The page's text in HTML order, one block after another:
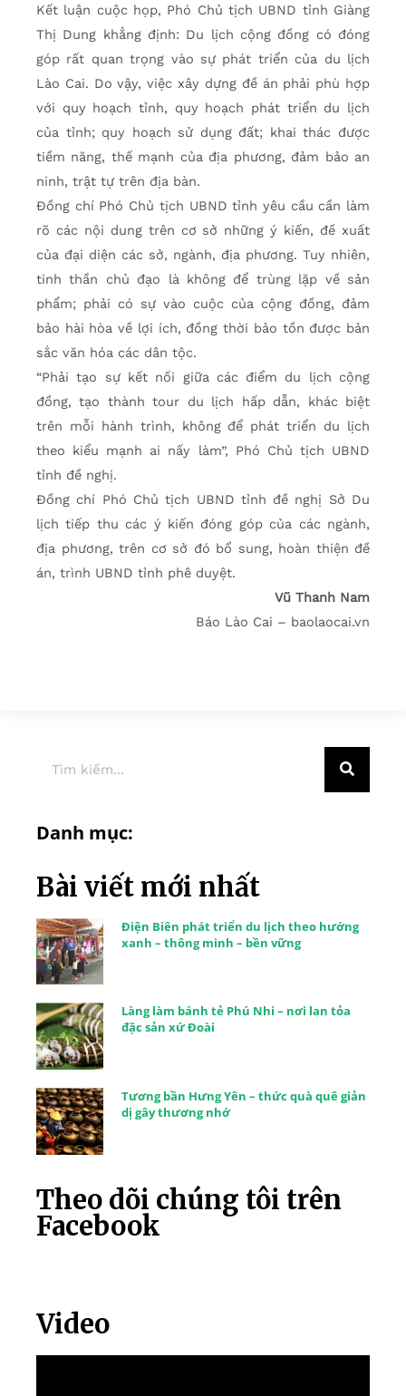
Kết luận cuộc họp, Phó Chủ tịch UBND tỉnh Giàng
Thị Dung khẳng định: Du lịch cộng đồng có đóng
góp rất quan trọng vào sự phát triển của du lịch
Lào Cai. Do vậy, việc xây dựng đề án phải phù hợp
với quy hoạch tỉnh, quy hoạch phát triển du lịch
của tỉnh; quy hoạch sử dụng đất; khai thác được
tiềm năng, thế mạnh của địa phương, đảm bảo an
ninh, trật tự trên địa bàn.
Đồng chí Phó Chủ tịch UBND tỉnh yêu cầu cần làm
rõ các nội dung trên cơ sở những ý kiến, đề xuất
của đại diện các sở, ngành, địa phương. Tuy nhiên,
tinh thần chủ đạo là không để trùng lặp về sản
phẩm; phải có sự vào cuộc của cộng đồng, đảm
bảo hài hòa về lợi ích, đồng thời bảo tồn được bản
sắc văn hóa các dân tộc.
“Phải tạo sự kết nối giữa các điểm du lịch cộng
đồng, tạo thành tour du lịch hấp dẫn, khác biệt
trên mỗi hành trình, không để phát triển du lịch
theo kiểu mạnh ai nấy làm”, Phó Chủ tịch UBND
tỉnh đề nghị.
Đồng chí Phó Chủ tịch UBND tỉnh đề nghị Sở Du
lịch tiếp thu các ý kiến đóng góp của các ngành,
địa phương, trên cơ sở đó bổ sung, hoàn thiện đề
án, trình UBND tỉnh phê duyệt.
Vũ Thanh Nam
Báo Lào Cai – baolaocai.vn
Danh mục:
Bài viết mới nhất
Điện Biên phát triển du lịch theo hướng
xanh – thông minh – bền vững
Làng làm bánh tẻ Phú Nhi – nơi lan tỏa
đặc sản xứ Đoài
Tương bần Hưng Yên – thức quà quê giản
dị gây thương nhớ
Theo dõi chúng tôi trên
Facebook
Video